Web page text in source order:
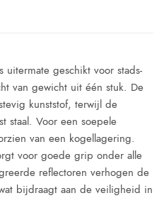
uitermate geschikt voor stads-
van gewicht uit één stuk. De
kunststof, terwijl de
staal. Voor een soepele
van een kogellagering.
voor goede grip onder alle
reflectoren verhogen de
bijdraagt aan de veiligheid in